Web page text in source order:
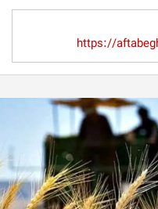
https://